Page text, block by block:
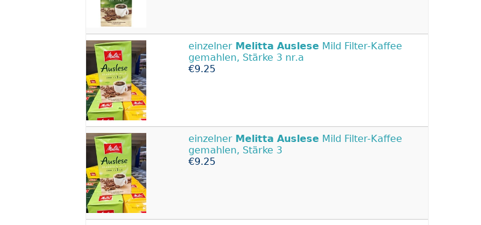
einzelner Melitta Auslese Mild Filter-Kaffee
gemahlen, Stärke 3 nr.a
€9.25
einzelner Melitta Auslese Mild Filter-Kaffee
gemahlen, Stärke 3
€9.25